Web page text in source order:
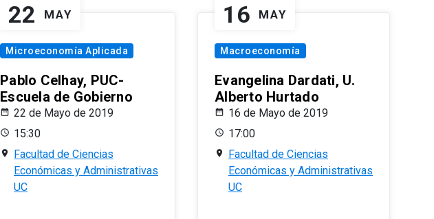
22 MAY
Microeconomía Aplicada
Pablo Celhay, PUC-
Escuela de Gobierno
22 de Mayo de 2019
15:30
Facultad de Ciencias
Económicas y Administrativas
UC
16 MAY
Macroeconomía
Evangelina Dardati, U.
Alberto Hurtado
16 de Mayo de 2019
17:00
Facultad de Ciencias
Económicas y Administrativas
UC